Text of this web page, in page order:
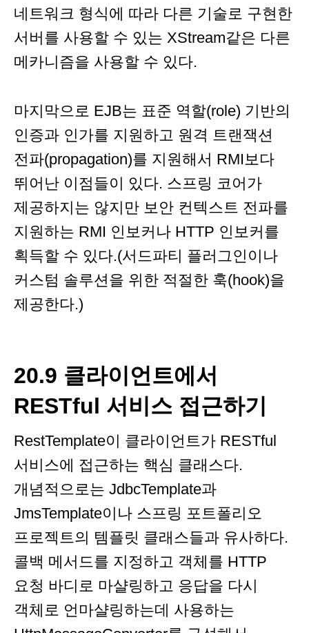
네트워크 형식에 따라 다른 기술로 구현한
서버를 사용할 수 있는 XStream같은 다른
메카니즘을 사용할 수 있다.
마지막으로 EJB는 표준 역할(role) 기반의
인증과 인가를 지원하고 원격 트랜잭션
전파(propagation)를 지원해서 RMI보다
뛰어난 이점들이 있다. 스프링 코어가
제공하지는 않지만 보안 컨텍스트 전파를
지원하는 RMI 인보커나 HTTP 인보커를
획득할 수 있다.(서드파티 플러그인이나
커스텀 솔루션을 위한 적절한 훅(hook)을
제공한다.)
20.9 클라이언트에서
RESTful 서비스 접근하기
RestTemplate이 클라이언트가 RESTful
서비스에 접근하는 핵심 클래스다.
개념적으로는 JdbcTemplate과
JmsTemplate이나 스프링 포트폴리오
프로젝트의 템플릿 클래스들과 유사하다.
콜백 메서드를 지정하고 객체를 HTTP
요청 바디로 마샬링하고 응답을 다시
객체로 언마샬링하는데 사용하는